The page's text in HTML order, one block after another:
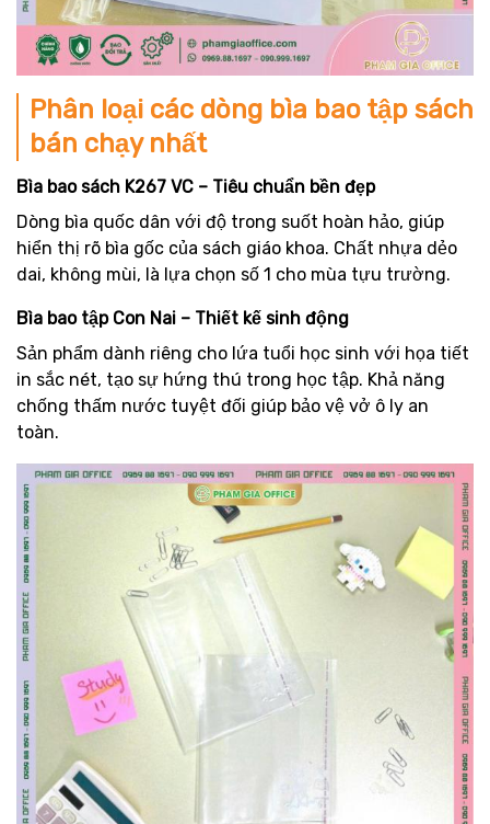
Phân loại các dòng bìa bao tập sách
bán chạy nhất
Bìa bao sách K267 VC – Tiêu chuẩn bền đẹp
Dòng bìa quốc dân với độ trong suốt hoàn hảo, giúp
hiển thị rõ bìa gốc của sách giáo khoa. Chất nhựa dẻo
dai, không mùi, là lựa chọn số 1 cho mùa tựu trường.
Bìa bao tập Con Nai – Thiết kế sinh động
Sản phẩm dành riêng cho lứa tuổi học sinh với họa tiết
in sắc nét, tạo sự hứng thú trong học tập. Khả năng
chống thấm nước tuyệt đối giúp bảo vệ vở ô ly an
toàn.